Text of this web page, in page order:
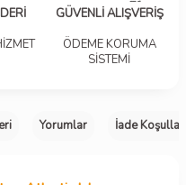
GÜVENLİ ALIŞVERİŞ
ÖDEME KORUMA
SİSTEMİ
Yorumlar İade Koşulları